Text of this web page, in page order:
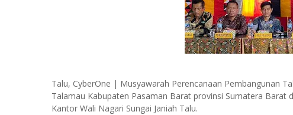
Talu, CyberOne | Musyawarah Perencanaan Pembangunan
Talamau Kabupaten Pasaman Barat provinsi Sumatera Barat
Kantor Wali Nagari Sungai Janiah Talu.